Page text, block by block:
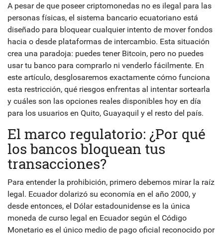
A pesar de que poseer criptomonedas no es ilegal para las
personas físicas, el sistema bancario ecuatoriano está
diseñado para bloquear cualquier intento de mover fondos
hacia o desde plataformas de intercambio. Esta situación
crea una paradoja: puedes tener Bitcoin, pero no puedes
usar tu banco para comprarlo ni venderlo fácilmente. En
este artículo, desglosaremos exactamente cómo funciona
esta restricción, qué riesgos enfrentas al intentar sortearla
y cuáles son las opciones reales disponibles hoy en día
para los usuarios en Quito, Guayaquil y el resto del país.
El marco regulatorio: ¿Por qué
los bancos bloquean tus
transacciones?
Para entender la prohibición, primero debemos mirar la raíz
legal. Ecuador dolarizó su economía en el año 2000, y
desde entonces, el Dólar estadounidense es la única
moneda de curso legal en Ecuador según el Código
Monetario es el único medio de pago oficial reconocido por